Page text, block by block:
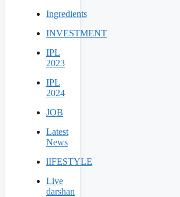
Ingredients
INVESTMENT
IPL
2023
IPL
2024
JOB
Latest
News
lIFESTYLE
Live
darshan